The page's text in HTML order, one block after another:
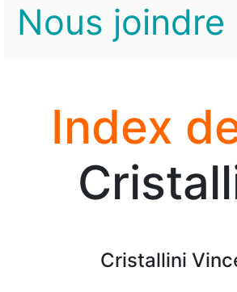
Nous joindre
Index
Cristallini